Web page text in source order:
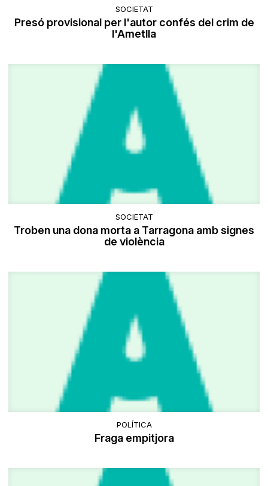
SOCIETAT
Presó provisional per l'autor confés del crim de
l'Ametlla
SOCIETAT
Troben una dona morta a Tarragona amb signes
de violència
POLÍTICA
Fraga empitjora